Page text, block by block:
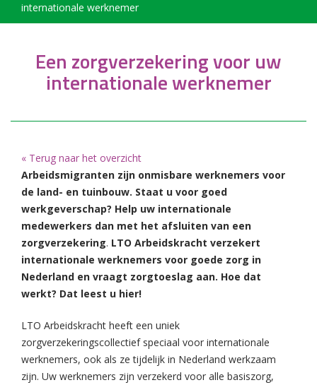
internationale werknemer
Een zorgverzekering voor uw
internationale werknemer
« Terug naar het overzicht
Arbeidsmigranten zijn onmisbare werknemers voor
de land- en tuinbouw. Staat u voor goed
werkgeverschap? Help uw internationale
medewerkers dan met het afsluiten van een
zorgverzekering. LTO Arbeidskracht verzekert
internationale werknemers voor goede zorg in
Nederland en vraagt zorgtoeslag aan. Hoe dat
werkt? Dat leest u hier!
LTO Arbeidskracht heeft een uniek
zorgverzekeringscollectief speciaal voor internationale
werknemers, ook als ze tijdelijk in Nederland werkzaam
zijn. Uw werknemers zijn verzekerd voor alle basiszorg,